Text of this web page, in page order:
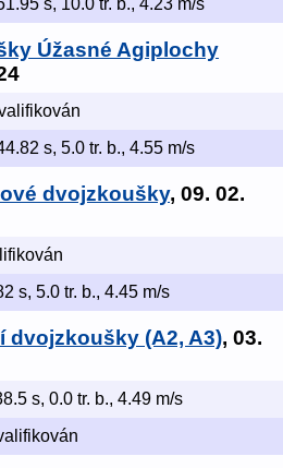
Úžasné Agiplochy
s, 5.0 tr. b., 4.55 m/s
dvojzkoušky, 09. 02.
s, 5.0 tr. b., 4.45 m/s
dvojzkoušky (A2, A3), 03.
s, 0.0 tr. b., 4.49 m/s